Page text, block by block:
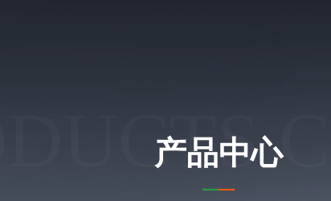
产品中心